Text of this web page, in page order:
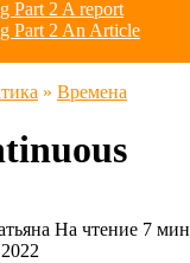
Part 2 A report
Part 2 An Article
» Времена
На чтение 7 мин